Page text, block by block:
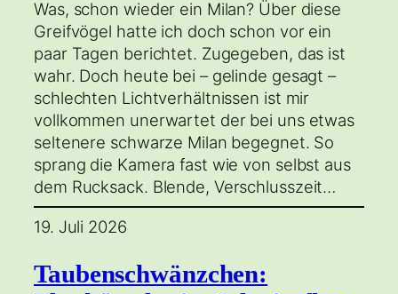
Was, schon wieder ein Milan? Über diese
Greifvögel hatte ich doch schon vor ein
paar Tagen berichtet. Zugegeben, das ist
wahr. Doch heute bei – gelinde gesagt –
schlechten Lichtverhältnissen ist mir
vollkommen unerwartet der bei uns etwas
seltenere schwarze Milan begegnet. So
sprang die Kamera fast wie von selbst aus
dem Rucksack. Blende, Verschlusszeit…
19. Juli 2026
Taubenschwänzchen: